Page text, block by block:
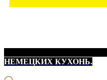
НЕМЕЦКИХ КУХОНЬ.